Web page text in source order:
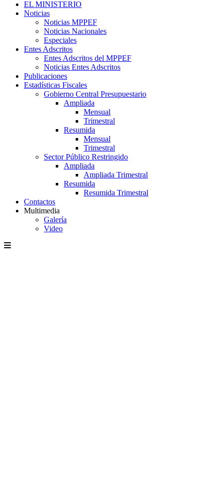
EL MINISTERIO
Noticias
Noticias MPPEF
Noticias Nacionales
Especiales
Entes Adscritos
Entes Adscritos del MPPEF
Noticias Entes Adscritos
Publicaciones
Estadísticas Fiscales
Gobierno Central Presupuestario
Ampliada
Mensual
Trimestral
Resumida
Mensual
Trimestral
Sector Público Restringido
Ampliada
Ampliada Trimestral
Resumida
Resumida Trimestral
Contactos
Multimedia
Galería
Video